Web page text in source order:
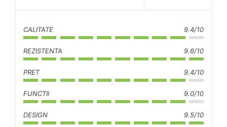
CALITATE 9.4/10
REZISTENTA 9.6/10
PRET 9.4/10
FUNCTII 9.0/10
DESIGN 9.5/10